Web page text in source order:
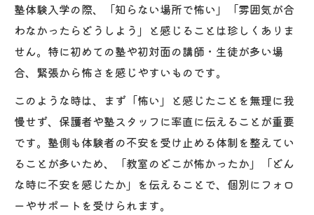
塾体験入学の際、「知らない場所で怖い」「雰囲気が合
わなかったらどうしよう」と感じることは珍しくありま
せん。特に初めての塾や初対面の講師・生徒が多い場
合、緊張から怖さを感じやすいものです。
このような時は、まず「怖い」と感じたことを無理に我
慢せず、保護者や塾スタッフに率直に伝えることが重要
です。塾側も体験者の不安を受け止める体制を整えてい
ることが多いため、「教室のどこが怖かったか」「どん
な時に不安を感じたか」を伝えることで、個別にフォロ
ーやサポートを受けられます。